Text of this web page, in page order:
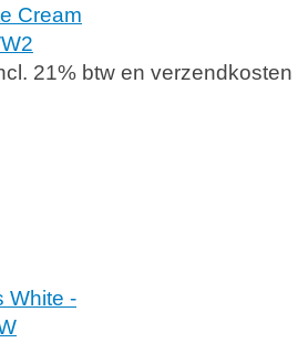
Cream
21% btw en verzendkosten
White -